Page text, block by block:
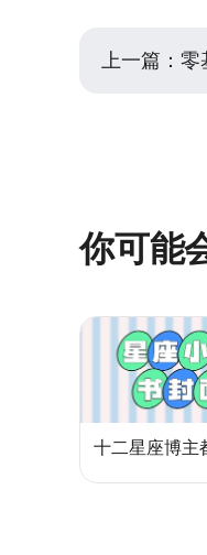
上一篇： 零基
你可能